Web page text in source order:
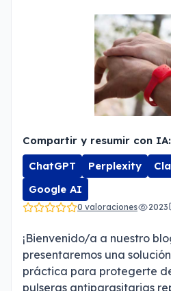
Compartir y resumir con IA:
ChatGPT
Perplexity
Google AI
0 valoraciones 2023
¡Bienvenido/a a nuestro
presentaremos una
práctica para protegerte
pulseras antiparasitarias